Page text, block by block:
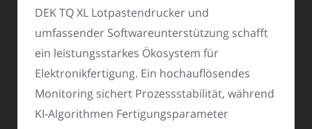
DEK TQ XL Lotpastendrucker und
umfassender Softwareunterstützung schafft
ein leistungsstarkes Ökosystem für
Elektronikfertigung. Ein hochauflösendes
Monitoring sichert Prozessstabilität, während
KI-Algorithmen Fertigungsparameter